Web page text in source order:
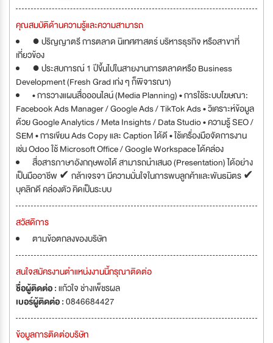
คุณสมบัติด้านความรู้และความสามารถ
● ปริญญาตรี การตลาด นิเทศศาสตร์ บริหารธุรกิจ หรือสาขาที่
เกี่ยวข้อง
● ประสบการณ์ 1 ปีขึ้นไปในสายงานการตลาดหรือ Business
Development (Fresh Grad เก่ง ๆ ก็พิจารณา)
• การวางแผนสื่อออนไลน์ (Media Planning) • การใช้ระบบโฆษณา:
Facebook Ads Manager / Google Ads / TikTok Ads • วิเคราะห์ข้อมูล
ด้วย Google Analytics / Meta Insights / Data Studio • ความรู้ SEO /
SEM • การเขียน Ads Copy และ Caption ได้ดี • ใช้เครื่องมือจัดการงาน
เช่น Odoo ใช้ Microsoft Office / Google Workspace ได้คล่อง
สื่อสารภาษาอังกฤษพอได้ สามารถนำเสนอ (Presentation) ได้อย่าง
เป็นมืออาชีพ ✔ กล้าเจรจา มีความมั่นใจในการพบลูกค้าและพันธมิตร ✔
บุคลิกดี คล่องตัว คิดเป็นระบบ
สวัสดิการ
ตามข้อตกลงของบริษัท
สนใจสมัครงานตำแหน่งงานนี้กรุณาติดต่อ
ชื่อผู้ติดต่อ :แก้วใจ ช่างเพ็ชรผล
เบอร์ผู้ติดต่อ :0846684427
ข้อมูลการติดต่อบริษัท